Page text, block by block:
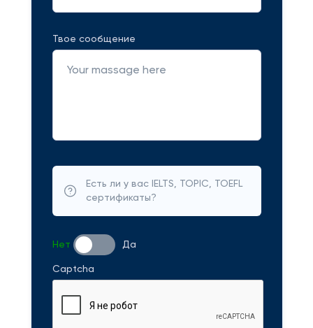
Твое сообщение
Есть ли у вас IELTS, TOPIC, TOEFL
сертификаты?
Нет Да
Captcha